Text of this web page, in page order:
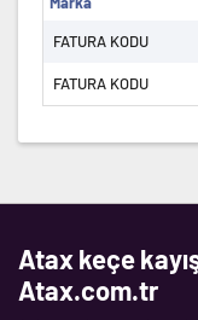
FATURA KODU
FATURA KODU
Atax keçe
Atax.com.tr